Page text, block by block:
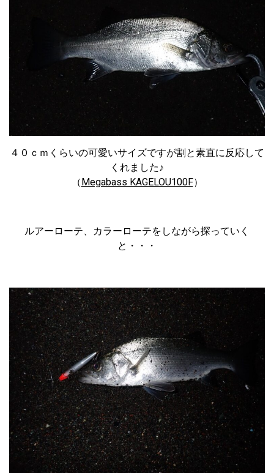
４０ｃｍくらいの可愛いサイズですが割と素直に反応して
くれました♪
（Megabass KAGELOU100F）
ルアーローテ、カラーローテをしながら探っていく
と・・・